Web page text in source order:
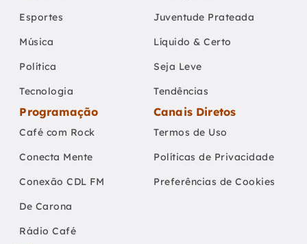
Esportes
Música
Política
Tecnologia
Juventude Prateada
Líquido & Certo
Seja Leve
Tendências
Programação
Café com Rock
Conecta Mente
Conexão CDL FM
De Carona
Rádio Café
Canais Diretos
Termos de Uso
Políticas de Privacidade
Preferências de Cookies